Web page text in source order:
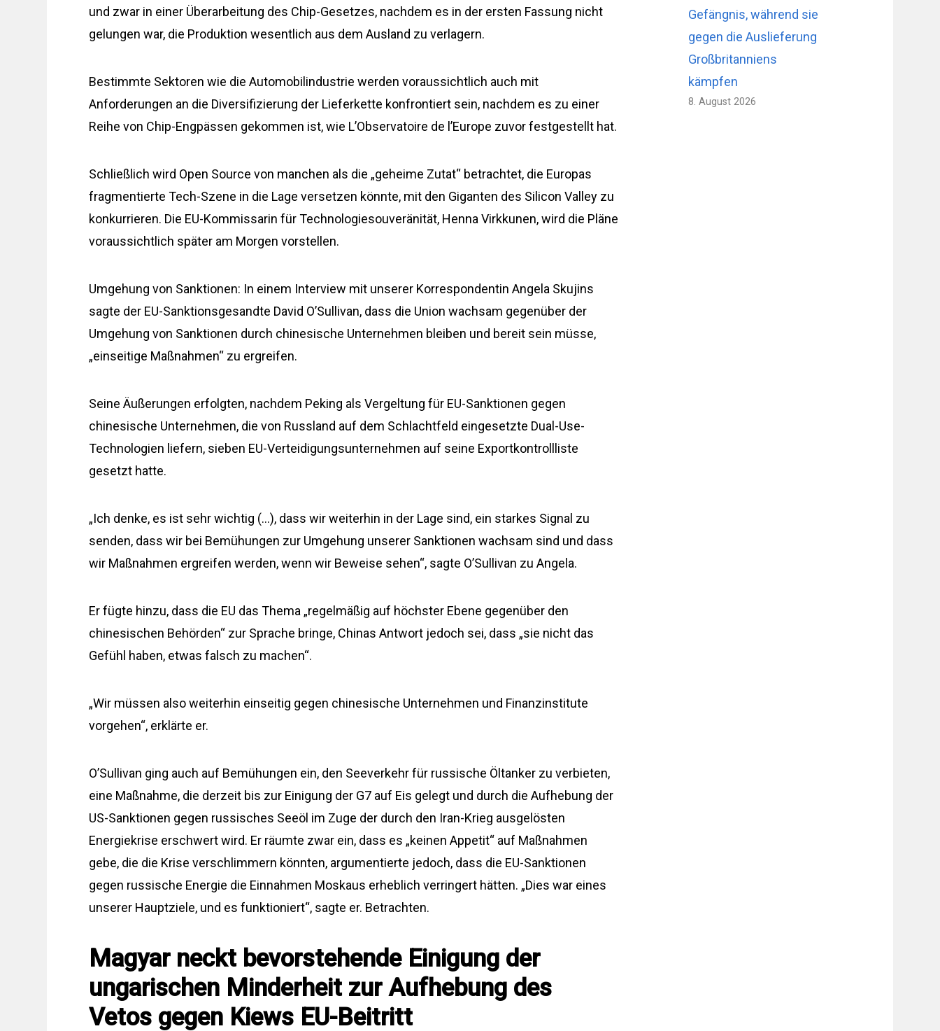
und zwar in einer Überarbeitung des Chip-Gesetzes, nachdem es in der ersten Fassung nicht
gelungen war, die Produktion wesentlich aus dem Ausland zu verlagern.
Bestimmte Sektoren wie die Automobilindustrie werden voraussichtlich auch mit
Anforderungen an die Diversifizierung der Lieferkette konfrontiert sein, nachdem es zu einer
Reihe von Chip-Engpässen gekommen ist, wie L’Observatoire de l’Europe zuvor festgestellt hat.
Schließlich wird Open Source von manchen als die „geheime Zutat“ betrachtet, die Europas
fragmentierte Tech-Szene in die Lage versetzen könnte, mit den Giganten des Silicon Valley zu
konkurrieren. Die EU-Kommissarin für Technologiesouveränität, Henna Virkkunen, wird die Pläne
voraussichtlich später am Morgen vorstellen.
Umgehung von Sanktionen: In einem Interview mit unserer Korrespondentin Angela Skujins
sagte der EU-Sanktionsgesandte David O’Sullivan, dass die Union wachsam gegenüber der
Umgehung von Sanktionen durch chinesische Unternehmen bleiben und bereit sein müsse,
„einseitige Maßnahmen“ zu ergreifen.
Seine Äußerungen erfolgten, nachdem Peking als Vergeltung für EU-Sanktionen gegen
chinesische Unternehmen, die von Russland auf dem Schlachtfeld eingesetzte Dual-Use-
Technologien liefern, sieben EU-Verteidigungsunternehmen auf seine Exportkontrollliste
gesetzt hatte.
„Ich denke, es ist sehr wichtig (…), dass wir weiterhin in der Lage sind, ein starkes Signal zu
senden, dass wir bei Bemühungen zur Umgehung unserer Sanktionen wachsam sind und dass
wir Maßnahmen ergreifen werden, wenn wir Beweise sehen“, sagte O’Sullivan zu Angela.
Er fügte hinzu, dass die EU das Thema „regelmäßig auf höchster Ebene gegenüber den
chinesischen Behörden“ zur Sprache bringe, Chinas Antwort jedoch sei, dass „sie nicht das
Gefühl haben, etwas falsch zu machen“.
„Wir müssen also weiterhin einseitig gegen chinesische Unternehmen und Finanzinstitute
vorgehen“, erklärte er.
O’Sullivan ging auch auf Bemühungen ein, den Seeverkehr für russische Öltanker zu verbieten,
eine Maßnahme, die derzeit bis zur Einigung der G7 auf Eis gelegt und durch die Aufhebung der
US-Sanktionen gegen russisches Seeöl im Zuge der durch den Iran-Krieg ausgelösten
Energiekrise erschwert wird. Er räumte zwar ein, dass es „keinen Appetit“ auf Maßnahmen
gebe, die die Krise verschlimmern könnten, argumentierte jedoch, dass die EU-Sanktionen
gegen russische Energie die Einnahmen Moskaus erheblich verringert hätten. „Dies war eines
unserer Hauptziele, und es funktioniert“, sagte er. Betrachten.
Magyar neckt bevorstehende Einigung der
ungarischen Minderheit zur Aufhebung des
Vetos gegen Kiews EU-Beitritt
Gefängnis, während sie
gegen die Auslieferung
Großbritanniens
kämpfen
8. August 2026